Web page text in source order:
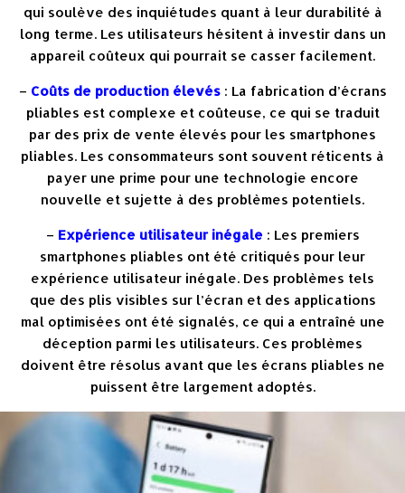
qui soulève des inquiétudes quant à leur durabilité à
long terme. Les utilisateurs hésitent à investir dans un
appareil coûteux qui pourrait se casser facilement.
– Coûts de production élevés: La fabrication d’écrans
pliables est complexe et coûteuse, ce qui se traduit
par des prix de vente élevés pour les smartphones
pliables. Les consommateurs sont souvent réticents à
payer une prime pour une technologie encore
nouvelle et sujette à des problèmes potentiels.
– Expérience utilisateur inégale : Les premiers
smartphones pliables ont été critiqués pour leur
expérience utilisateur inégale. Des problèmes tels
que des plis visibles sur l’écran et des applications
mal optimisées ont été signalés, ce qui a entraîné une
déception parmi les utilisateurs. Ces problèmes
doivent être résolus avant que les écrans pliables ne
puissent être largement adoptés.